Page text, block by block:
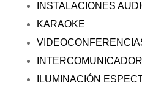
INSTALACIONES
KARAOKE
ILUMINACIÓN